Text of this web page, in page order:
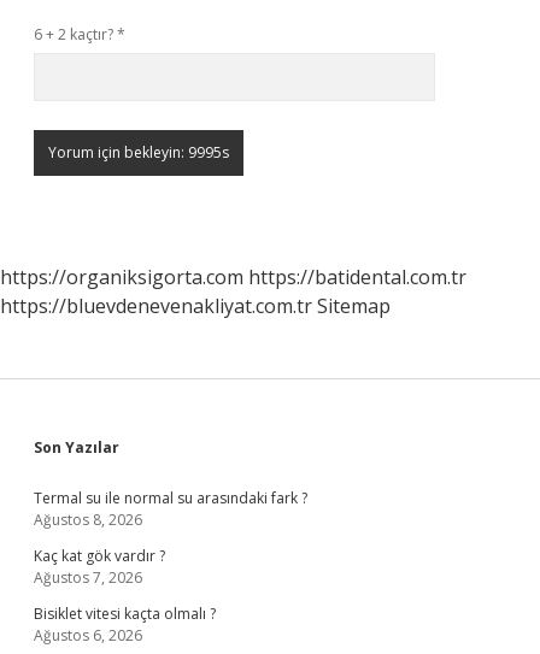
6 + 2 kaçtır?*
https://organiksigorta.com https://batidental.com.tr
https://bluevdenevenakliyat.com.trSitemap
Sidebar
Son Yazılar
Termal su ile normal su arasındaki fark ?
Ağustos 8, 2026
Kaç kat gök vardır ?
Ağustos 7, 2026
Bisiklet vitesi kaçta olmalı ?
Ağustos 6, 2026